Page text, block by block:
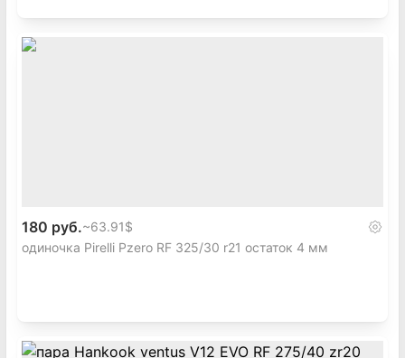
180 руб.~63.91$
одиночка Pirelli Pzero RF 325/30 r21 остаток 4 мм